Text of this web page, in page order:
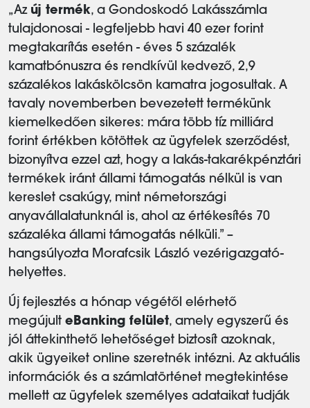
„Az új termék, a Gondoskodó Lakásszámla
tulajdonosai - legfeljebb havi 40 ezer forint
megtakarítás esetén - éves 5 százalék
kamatbónuszra és rendkívül kedvező, 2,9
százalékos lakáskölcsön kamatra jogosultak. A
tavaly novemberben bevezetett termékünk
kiemelkedően sikeres: mára több tíz milliárd
forint értékben kötöttek az ügyfelek szerződést,
bizonyítva ezzel azt, hogy a lakás-takarékpénztári
termékek iránt állami támogatás nélkül is van
kereslet csakúgy, mint németországi
anyavállalatunknál is, ahol az értékesítés 70
százaléka állami támogatás nélküli.” –
hangsúlyozta Morafcsik László vezérigazgató-
helyettes.
Új fejlesztés a hónap végétől elérhető
megújult eBanking felület, amely egyszerű és
jól áttekinthető lehetőséget biztosít azoknak,
akik ügyeiket online szeretnék intézni. Az aktuális
információk és a számlatörténet megtekintése
mellett az ügyfelek személyes adataikat tudják